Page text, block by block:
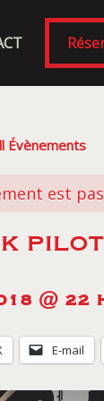
Évènements
est
@ 22
E-mail